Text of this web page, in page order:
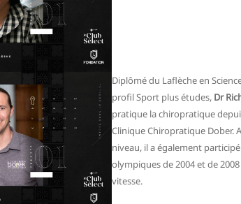
Diplômé du Laflèche en
profil Sport plus études, Dr
pratique la chiropratique
Clinique Chiropratique Dober.
niveau, il a également
olympiques de 2004 et de
vitesse.